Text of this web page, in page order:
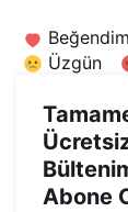
Beğendim
Üzgün
Abone